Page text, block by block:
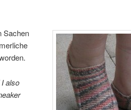
Sachen
also